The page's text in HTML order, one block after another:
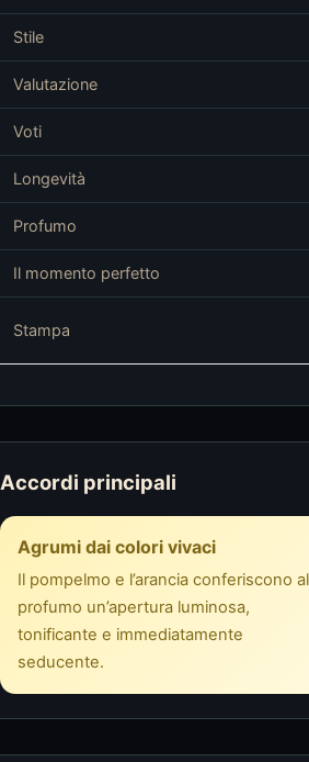
Stile
Valutazione
Voti
Longevità
Profumo
Il momento perfetto
Stampa
Accordi principali
Agrumi dai colori vivaci
Il pompelmo e l’arancia conferiscono al
profumo un’apertura luminosa,
tonificante e immediatamente
seducente.